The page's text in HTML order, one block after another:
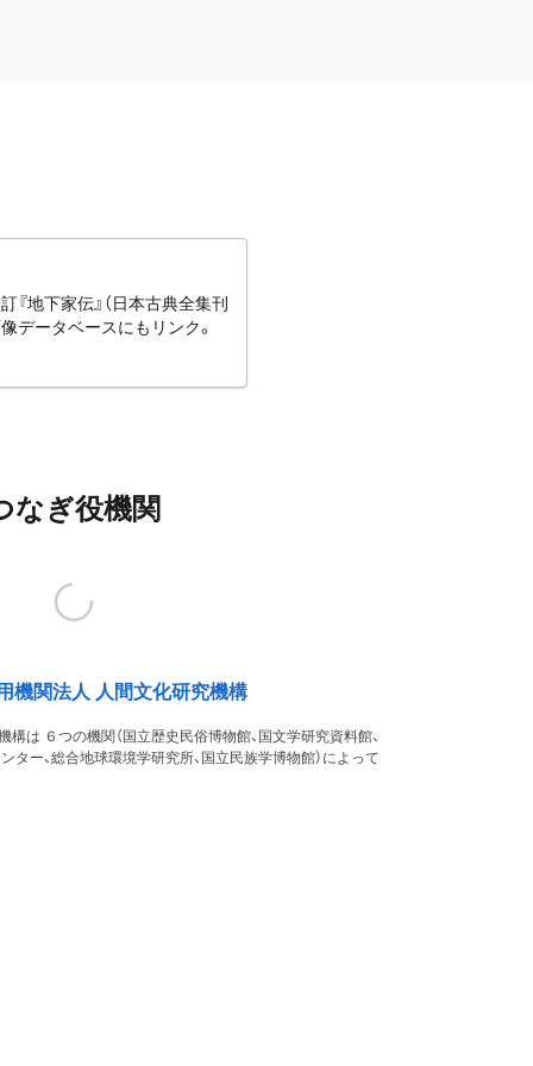
地下家伝』（日本古典全集刊
データベースにもリンク。
なぎ役機関
機関法人 人間文化研究機構
は ６つの機関（国立歴史民俗博物館、国文学研究資料館、
ター、総合地球環境学研究所、国立民族学博物館）によって